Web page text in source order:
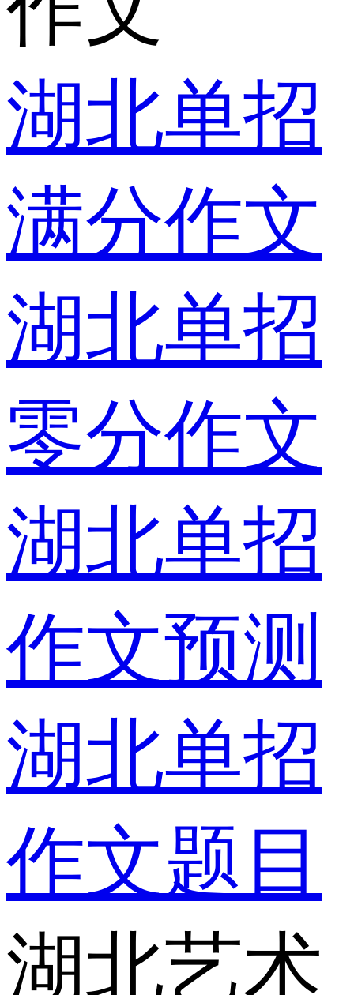
湖北单招
满分作文
湖北单招
零分作文
湖北单招
作文预测
湖北单招
作文题目
湖北艺术